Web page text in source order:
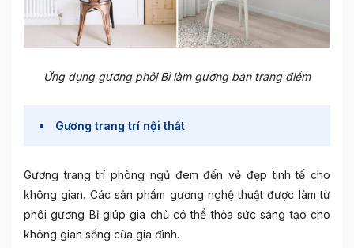
Ứng dụng gương phôi Bỉ làm gương bàn trang điểm
Gương trang trí nội thất
Gương trang trí phòng ngủ đem đến vẻ đẹp tinh tế cho
không gian. Các sản phẩm gương nghệ thuật được làm từ
phôi gương Bỉ giúp gia chủ có thể thỏa sức sáng tạo cho
không gian sống của gia đình.